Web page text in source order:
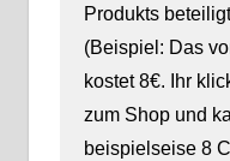
Produkts
(Beispiel: Das
kostet 8€. Ihr
zum Shop und
beispielseise 8